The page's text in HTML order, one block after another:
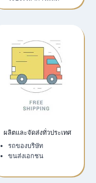
ผลิตและจัดส่งทั่วประเทศ
รถของบริษัท
ขนส่งเอกชน